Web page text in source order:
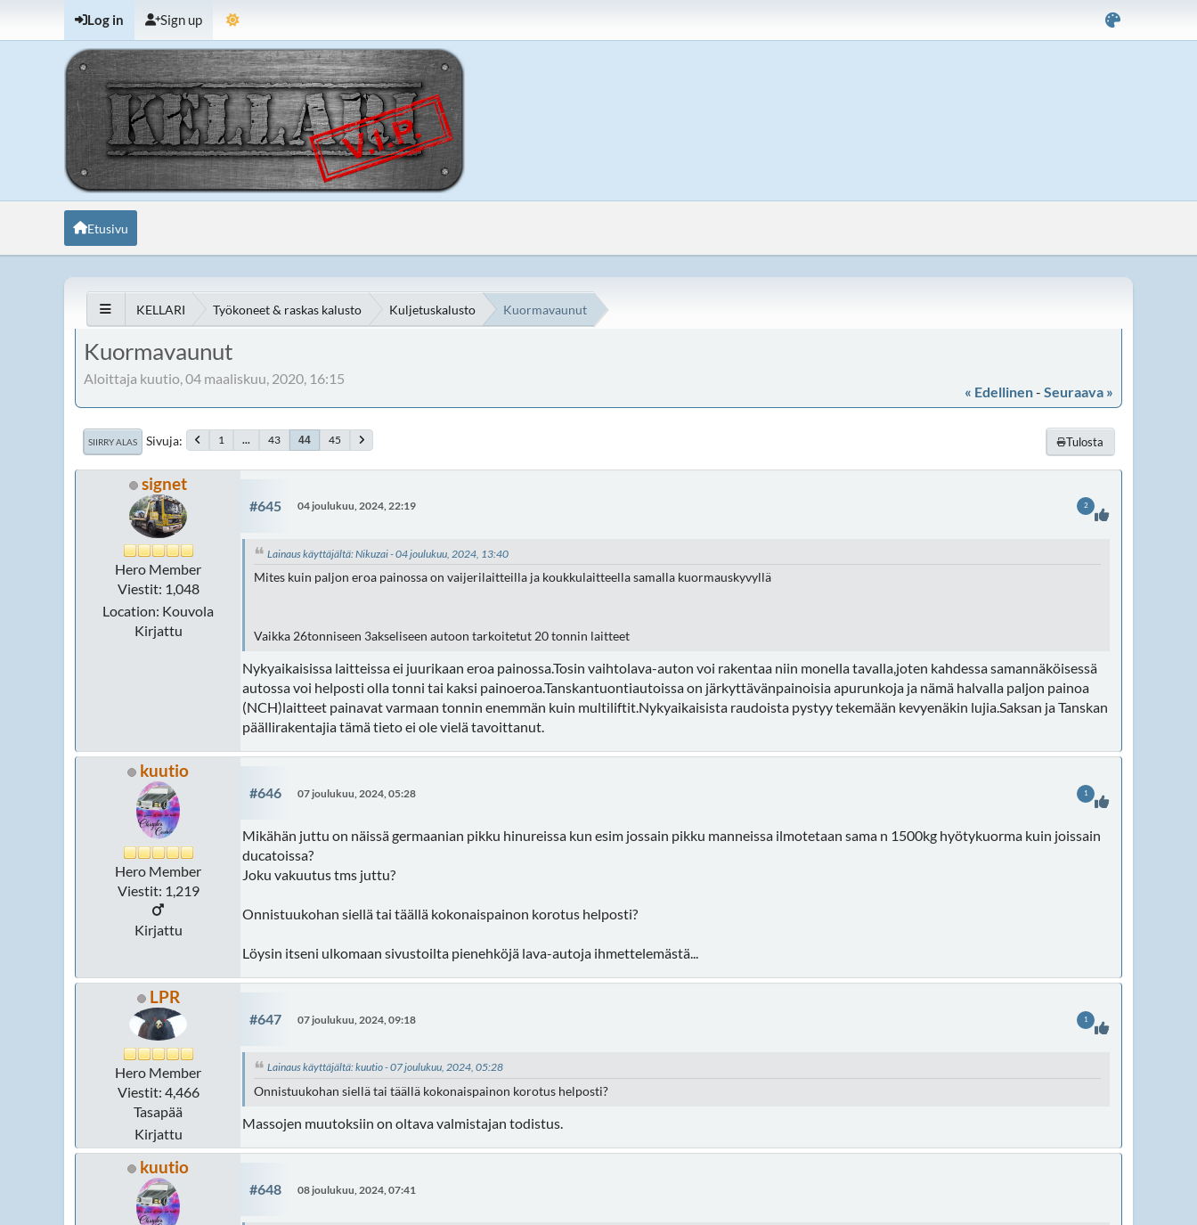
Log in Sign up
Etusivu
KELLARI Työkoneet & raskas kalusto Kuljetuskalusto Kuormavaunut
Kuormavaunut
Aloittaja kuutio, 04 maaliskuu, 2020, 16:15
« Edellinen- Seuraava »
Tulosta
SIIRRY ALAS Sivuja 1 ... 43 44 45
signet
Hero Member
Viestit: 1,048
Location: Kouvola
Kirjattu
#645 04 joulukuu, 2024, 22:19
Lainaus käyttäjältä: Nikuzai - 04 joulukuu, 2024, 13:40
Mites kuin paljon eroa painossa on vaijerilaitteilla ja koukkulaitteella samalla kuormauskyvyllä
Vaikka 26tonniseen 3akseliseen autoon tarkoitetut 20 tonnin laitteet
Nykyaikaisissa laitteissa ei juurikaan eroa painossa.Tosin vaihtolava-auton voi rakentaa niin monella tavalla,joten kahdessa samannäköisessä
autossa voi helposti olla tonni tai kaksi painoeroa.Tanskantuontiautoissa on järkyttävänpainoisia apurunkoja ja nämä halvalla paljon painoa
(NCH)laitteet painavat varmaan tonnin enemmän kuin multiliftit.Nykyaikaisista raudoista pystyy tekemään kevyenäkin lujia.Saksan ja Tanskan
päällirakentajia tämä tieto ei ole vielä tavoittanut.
2
kuutio
Hero Member
Viestit: 1,219
Kirjattu
#646 07 joulukuu, 2024, 05:28
Mikähän juttu on näissä germaanian pikku hinureissa kun esim jossain pikku manneissa ilmotetaan sama n 1500kg hyötykuorma kuin joissain
ducatoissa?
Joku vakuutus tms juttu?
Onnistuukohan siellä tai täällä kokonaispainon korotus helposti?
Löysin itseni ulkomaan sivustoilta pienehköjä lava-autoja ihmettelemästä...
1
LPR
Hero Member
Viestit: 4,466
Tasapää
Kirjattu
#647 07 joulukuu, 2024, 09:18
Lainaus käyttäjältä: kuutio - 07 joulukuu, 2024, 05:28
Onnistuukohan siellä tai täällä kokonaispainon korotus helposti?
Massojen muutoksiin on oltava valmistajan todistus.
1
kuutio
#648 08 joulukuu, 2024, 07:41